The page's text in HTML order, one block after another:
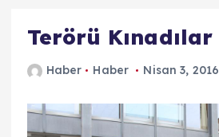
Terörü Kınadılar
Haber Haber Nisan 3, 2016